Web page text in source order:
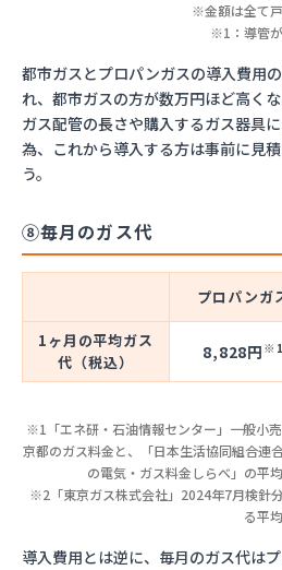
※金額は全て
※1：導管
都市ガスとプロパンガスの導入費用
れ、都市ガスの方が数万円ほど高く
ガス配管の長さや購入するガス器具
為、これから導入する方は事前に見
う。
⑧毎月のガス代
プロパンガ
1ヶ月の平均ガス
代（税込）
8,828円 ※1
※1「エネ研・石油情報センター」一般小
京都のガス料金と、「日本生活協同組合連
の電気・ガス料金しらべ」の平
※2「東京ガス株式会社」2024年7月検針
る平
導入費用とは逆に、毎月のガス代は